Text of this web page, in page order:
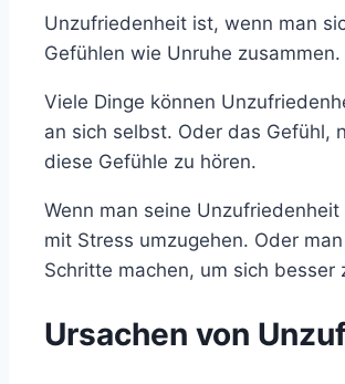
Unzufriedenheit ist, wenn man
Gefühlen wie Unruhe
Viele Dinge können
an sich selbst. Oder das Gefühl,
diese Gefühle zu hören.
Wenn man seine
mit Stress umzugehen. Oder
Schritte machen, um sich besser
Ursachen von